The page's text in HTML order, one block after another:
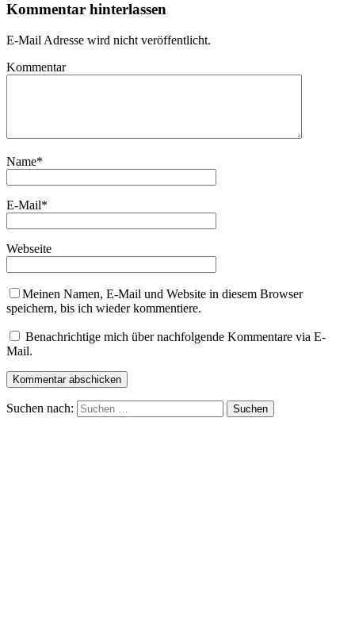
Kommentar hinterlassen
E-Mail Adresse wird nicht veröffentlicht.
Kommentar
Name*
E-Mail*
Webseite
Meinen Namen, E-Mail und Website in diesem Browser
speichern, bis ich wieder kommentiere.
Benachrichtige mich über nachfolgende Kommentare via E-
Mail.
Suchen nach: